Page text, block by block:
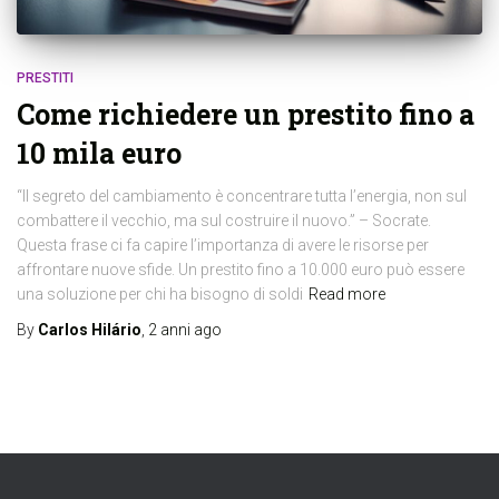
PRESTITI
Come richiedere un prestito fino a
10 mila euro
“Il segreto del cambiamento è concentrare tutta l’energia, non sul
combattere il vecchio, ma sul costruire il nuovo.” – Socrate.
Questa frase ci fa capire l’importanza di avere le risorse per
affrontare nuove sfide. Un prestito fino a 10.000 euro può essere
una soluzione per chi ha bisogno di soldi Read more
By Carlos Hilário 2 anni ago